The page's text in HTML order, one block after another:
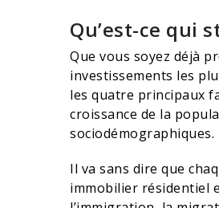
Qu’est-ce qui
Que vous soyez déjà
investissements les
les quatre principaux
croissance de la
sociodémographiques.
Il va sans dire que
immobilier résidentiel